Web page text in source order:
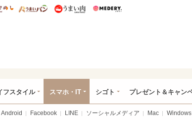
ズニー特集
うまいめし うまいパン うまい肉
フスタイル スマホ・IT シゴト プレゼント＆キャン
Android Facebook LINE ソーシャルメディア Mac Windows